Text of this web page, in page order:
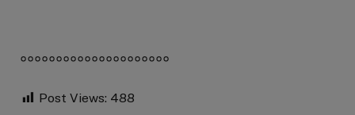
०००००००००००००००००००००
Post Views: 488